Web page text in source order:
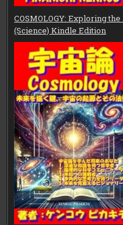
COSMOLOGY: Exploring
(Science) Kindle Edition